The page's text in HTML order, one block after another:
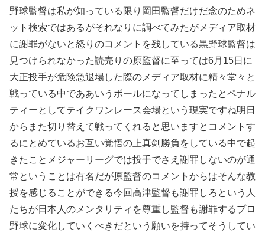
野球監督は私が知っている限り岡田監督だけだ念のためネ
ット検索ではあるがそれなりに調べてみたがメディア取材
に謝罪がないと怒りのコメントを残している黒野球監督は
見つけられなかった読売りの原監督に至っては6月15日に
大正投手が危険急退場した際のメディア取材に精々堂々と
戦っている中でああいうボールになってしまったとペナル
ティーとしてテイクワンレース会場という現実ですね明日
からまた切り替えて戦ってくれると思いますとコメントす
るにとめているお互い覚悟の上真剣勝負をしている中で起
きたことメジャーリーグでは投手でさえ謝罪しないのが通
常ということは有名だが原監督のコメントからはそんな教
授を感じることができる今回高津監督も謝罪しろという人
たちが日本人のメンタリティを尊重し監督も謝罪するプロ
野球に変化していくべきだという願いを持ってそうしてい